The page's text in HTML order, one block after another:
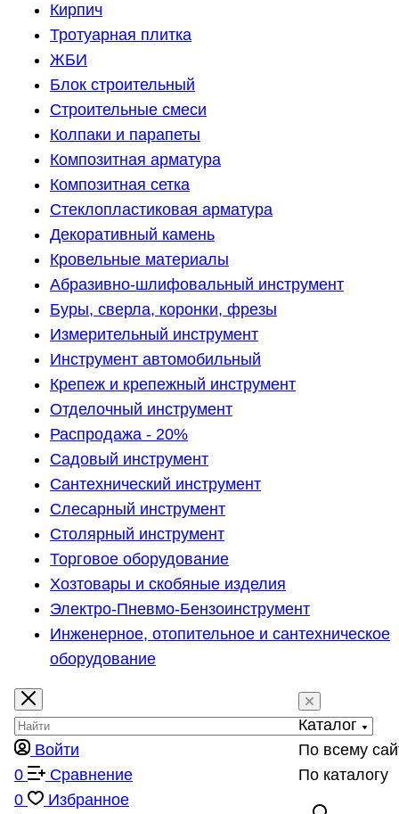
Кирпич
Тротуарная плитка
ЖБИ
Блок строительный
Строительные смеси
Колпаки и парапеты
Композитная арматура
Композитная сетка
Стеклопластиковая арматура
Декоративный камень
Кровельные материалы
Абразивно-шлифовальный инструмент
Буры, сверла, коронки, фрезы
Измерительный инструмент
Инструмент автомобильный
Крепеж и крепежный инструмент
Отделочный инструмент
Распродажа - 20%
Садовый инструмент
Сантехнический инструмент
Слесарный инструмент
Столярный инструмент
Торговое оборудование
Хозтовары и скобяные изделия
Электро-Пневмо-Бензоинструмент
Инженерное, отопительное и сантехническое
оборудование
Каталог
По всему
По каталогу
Войти
0
Сравнение
0
Избранное